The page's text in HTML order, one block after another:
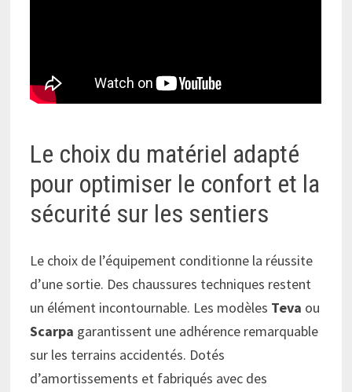
Le choix du matériel adapté
pour optimiser le confort et la
sécurité sur les sentiers
Le choix de l’équipement conditionne la réussite
d’une sortie. Des chaussures techniques restent
un élément incontournable. Les modèles Teva ou
Scarpa garantissent une adhérence remarquable
sur les terrains accidentés. Dotés
d’amortissements et fabriqués avec des